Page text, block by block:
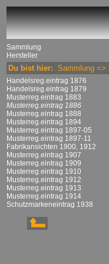
Sammlung
Hersteller
Du bist hier: Sammlung =>
Handelsreg.eintrag 1876
Handelsreg.eintrag 1879
Musterreg.eintrag 1883
Musterreg.eintrag 1886
Musterreg.eintrag 1888
Musterreg.eintrag 1894
Musterreg.eintrag 1897-05
Musterreg.eintrag 1897-11
Fabrikansichten 1900, 1912
Musterreg.eintrag 1907
Musterreg.eintrag 1909
Musterreg.eintrag 1910
Musterreg.eintrag 1912
Musterreg.eintrag 1913
Musterreg.eintrag 1914
Schutzmarkeneintrag 1938